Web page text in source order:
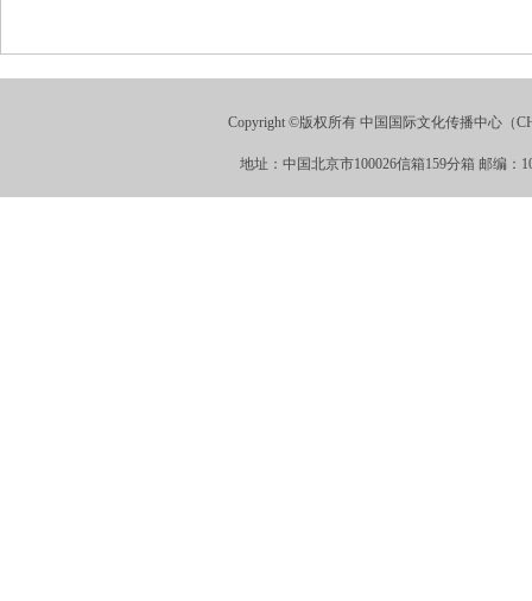
Copyright ©版权所有 中国国际文化传播中心（
地址：中国北京市100026信箱159分箱 邮编：